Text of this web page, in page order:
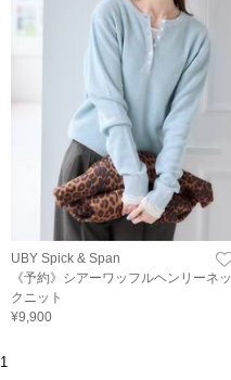
UBY Spick & Span
《予約》シアーワッフルヘンリーネッ
クニット
¥9,900
1